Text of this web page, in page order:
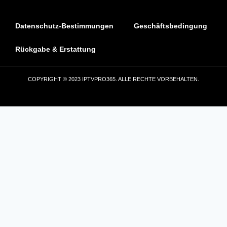
Datenschutz-Bestimmungen Geschäftsbedingung
Rückgabe & Erstattung
COPYRIGHT © 2023 IPTVPRO365. ALLE RECHTE VORBEHALTEN.